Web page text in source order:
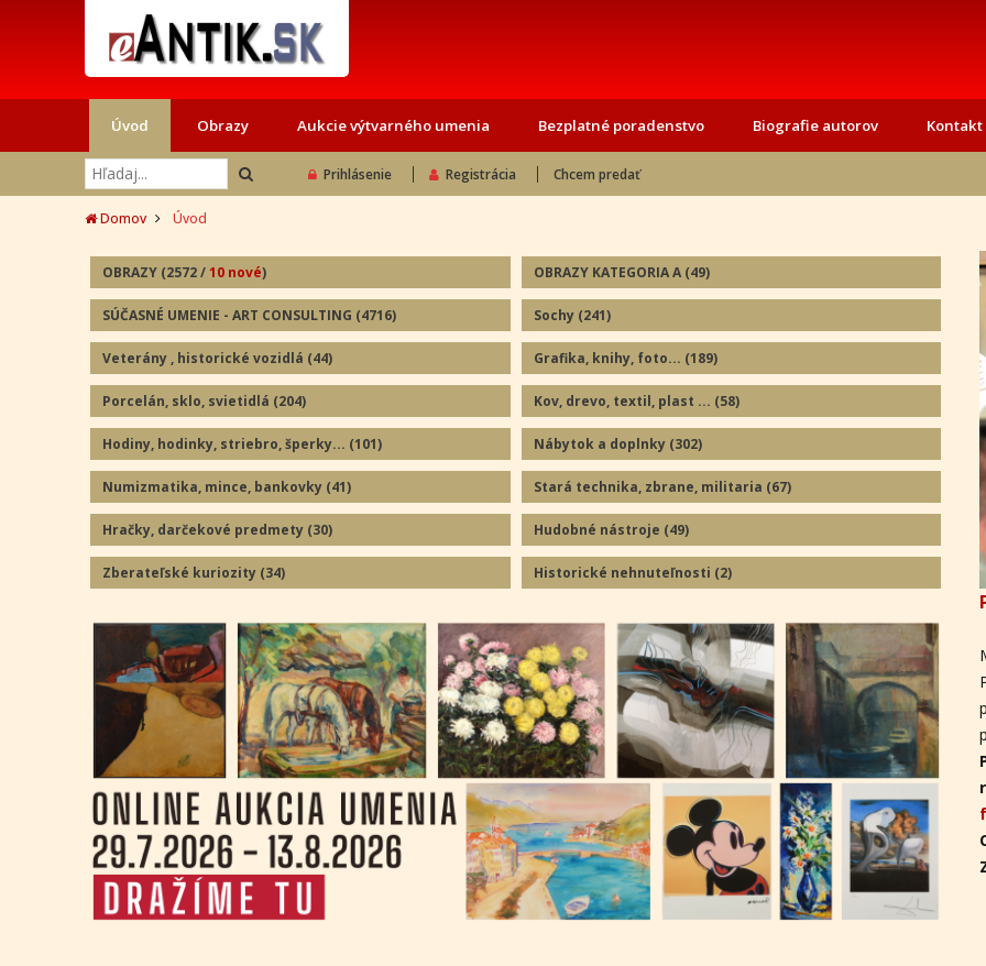
Úvod Obrazy Aukcie výtvarného umenia Bezplatné poradenstvo Biografie autorov Kontakt
Prihlásenie Registrácia Chcem predať
Domov Úvod
OBRAZY (2572/10 nové) OBRAZY KATEGORIA A (49)
SÚČASNÉ UMENIE - ART CONSULTING (4716) Sochy (241)
Veterány , historické vozidlá (44) Grafika, knihy, foto... (189)
Porcelán, sklo, svietidlá (204) Kov, drevo, textil, plast ... (58)
Hodiny, hodinky, striebro, šperky... (101) Nábytok a doplnky (302)
Numizmatika, mince, bankovky (41) Stará technika, zbrane, militaria (67)
Hračky, darčekové predmety (30) Hudobné nástroje (49)
Zberateľské kuriozity (34) Historické nehnuteľnosti (2)